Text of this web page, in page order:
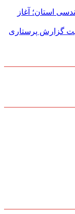
استان؛ آغاز
گزارش پرستاری